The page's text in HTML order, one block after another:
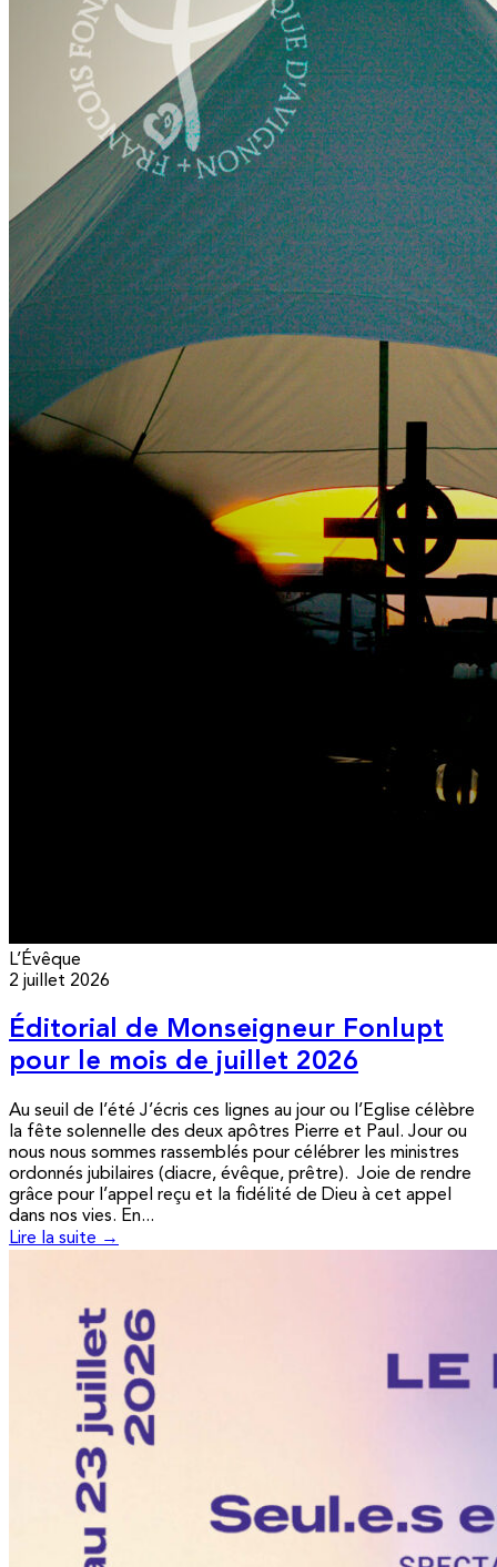
L’Évêque
2 juillet 2026
Éditorial de Monseigneur Fonlupt
pour le mois de juillet 2026
Au seuil de l’été J’écris ces lignes au jour ou l’Eglise célèbre
la fête solennelle des deux apôtres Pierre et Paul. Jour ou
nous nous sommes rassemblés pour célébrer les ministres
ordonnés jubilaires (diacre, évêque, prêtre). Joie de rendre
grâce pour l’appel reçu et la fidélité de Dieu à cet appel
dans nos vies. En...
Lire la suite →